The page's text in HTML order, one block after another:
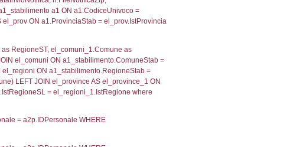
RIEPILOGO SOSTANZE PERICOLOSE DI CUI ALL'ALLEGATO
ALL'ESTERNO DELLO STABILIMENTO